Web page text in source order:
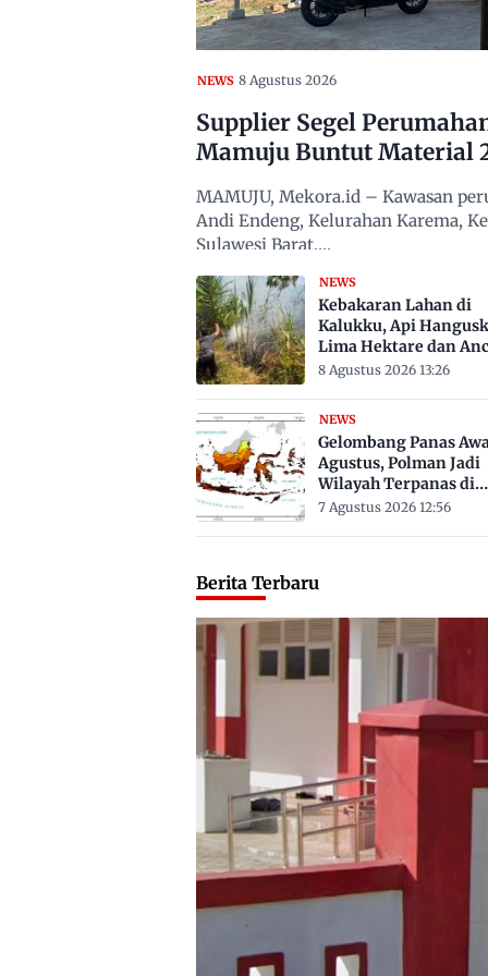
NEWS 8 Agustus 2026
Supplier Segel
Mamuju Buntut Material
MAMUJU, Mekora.id – Kawasan
Andi Endeng, Kelurahan Karema,
Sulawesi Barat,…
NEWS
Kebakaran Lahan di
Kalukku, Api
Lima Hektare dan
Permukiman
8 Agustus 2026 13:26
NEWS
Gelombang Panas
Agustus, Polman Jadi
Wilayah Terpanas di
Sulbar Suhu Lebih Dari
7 Agustus 2026 12:56
Berita Terbaru